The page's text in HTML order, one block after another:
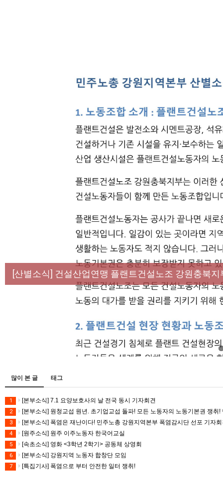
[성명] 막을 수 있었던 죽음, HL만도가 책임져라 : 청
[산별소식] 건설산업연맹 플랜트건설노조 강원충북지
[강릉,속초,원주,춘천] 폭염감시단 사업 이모저모
[조합원☆인터뷰] 서비스연맹 전국학교비정규직노동
[본부소식] 강원지역 노동자 합창단 모임
많이 본 글 태그
1 [본부소식] 7.1 요양보호사의 날 전국 동시 기자회견
2 [본부소식] 원청교섭 원년. 초기업교섭 돌파! 모든 노동자의 노동기본권 쟁취
3 [본부소식] 폭염은 재난이다! 민주노총 강원지역본부 폭염감시단 선포 기자
4 [원주소식] 원주 이주노동자 한국어교실
5 [속초소식] 영화 <3학년 2학기> 공동체 상영회
6 [본부소식] 강원지역 노동자 합창단 모임
7 [특집기사] 폭염으로 부터 안전한 일터 쟁취!